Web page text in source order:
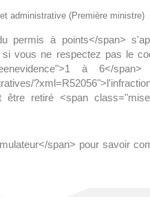
administrative (Première ministre)
permis à points</span>
vous ne respectez pas le
à 6</
retiré <span
span> pour savoir
[…]